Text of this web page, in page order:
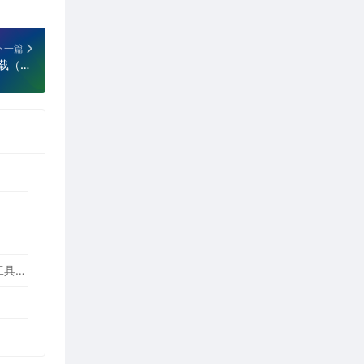
一篇
JetBrains Aqua 2024.3.2 最新破解版下载（自动化测试开发工具）
WinASAR文件管理工具 2.1.0 正式版（高仿WinRAR，最好用的Electron ASAR文件打包/解包工具、压缩/解压工具）